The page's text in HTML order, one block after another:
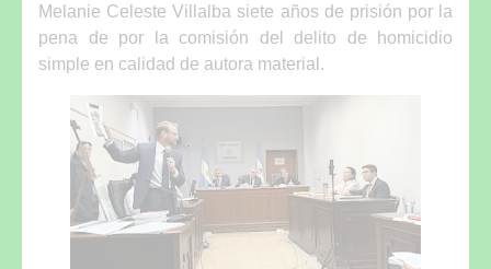
Melanie Celeste Villalba siete años de prisión por la
pena de por la comisión del delito de homicidio
simple en calidad de autora material.